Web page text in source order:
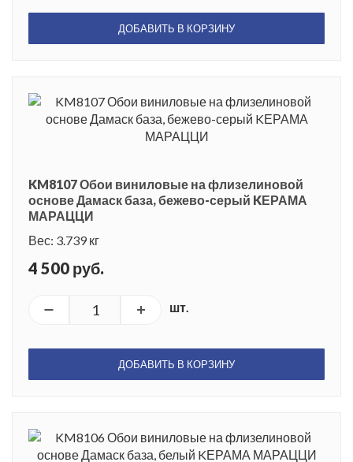
ДОБАВИТЬ В КОРЗИНУ
KM8107 Обои виниловые на флизелиновой
основе Дамаск база, бежево-серый KЕРАМА
МАРАЦЦИ
Вес: 3.739 кг
4 500 руб.
шт.
ДОБАВИТЬ В КОРЗИНУ